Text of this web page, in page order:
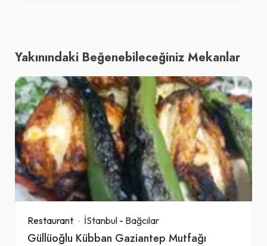
Yakınındaki Beğenebileceğiniz Mekanlar
Restaurant İStanbul - Bağcılar
Güllüoğlu Kübban Gaziantep Mutfağı